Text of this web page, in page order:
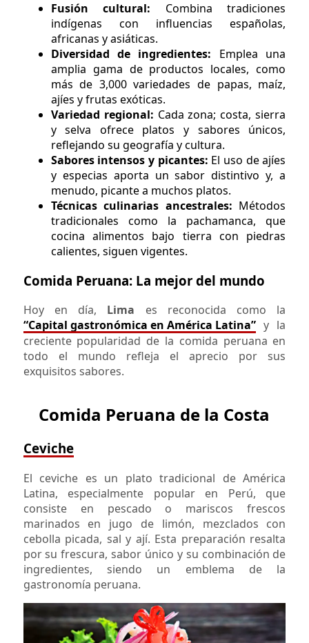
Fusión cultural: Combina tradiciones
indígenas con influencias españolas,
africanas y asiáticas.
Diversidad de ingredientes: Emplea una
amplia gama de productos locales, como
más de 3,000 variedades de papas, maíz,
ajíes y frutas exóticas.
Variedad regional: Cada zona; costa, sierra
y selva ofrece platos y sabores únicos,
reflejando su geografía y cultura.
Sabores intensos y picantes: El uso de ajíes
y especias aporta un sabor distintivo y, a
menudo, picante a muchos platos.
Técnicas culinarias ancestrales: Métodos
tradicionales como la pachamanca, que
cocina alimentos bajo tierra con piedras
calientes, siguen vigentes.
Comida Peruana: La mejor del mundo
Hoy en día, Lima es reconocida como la
“Capital gastronómica en América Latina” y la
creciente popularidad de la comida peruana en
todo el mundo refleja el aprecio por sus
exquisitos sabores.
Comida Peruana de la Costa
Ceviche
El ceviche es un plato tradicional de América
Latina, especialmente popular en Perú, que
consiste en pescado o mariscos frescos
marinados en jugo de limón, mezclados con
cebolla picada, sal y ají. Esta preparación resalta
por su frescura, sabor único y su combinación de
ingredientes, siendo un emblema de la
gastronomía peruana.